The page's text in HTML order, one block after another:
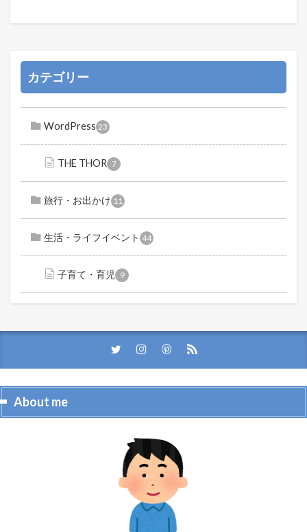
カテゴリー
WordPress 23
THE THOR 7
旅行・お出かけ 11
生活・ライフイベント 44
子育て・育児 9
About me